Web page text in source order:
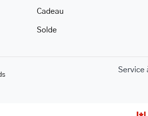
Cadeau
Solde
Service